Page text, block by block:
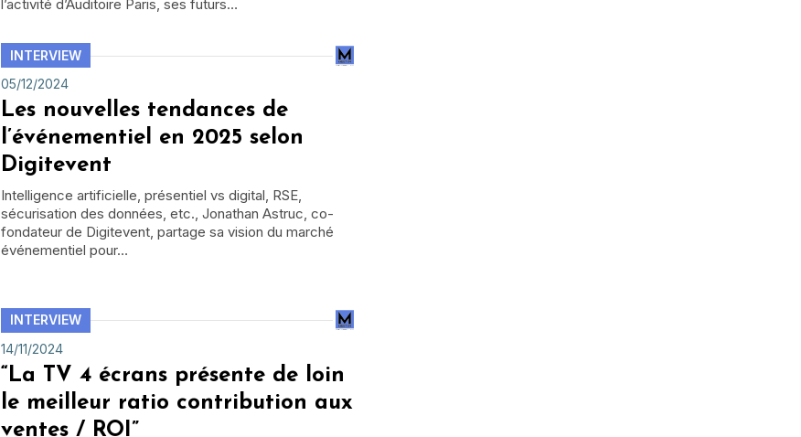
l’activité d’Auditoire Paris, ses futurs…
INTERVIEW
05/12/2024
Les nouvelles tendances de
l’événementiel en 2025 selon
Digitevent
Intelligence artificielle, présentiel vs digital, RSE,
sécurisation des données, etc., Jonathan Astruc, co-
fondateur de Digitevent, partage sa vision du marché
événementiel pour…
INTERVIEW
14/11/2024
“La TV 4 écrans présente de loin
le meilleur ratio contribution aux
ventes / ROI”